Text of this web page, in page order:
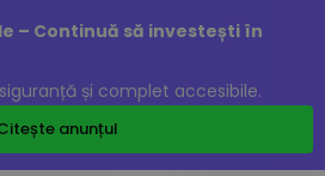
– Continuă să investești în
și complet accesibile.
anunțul